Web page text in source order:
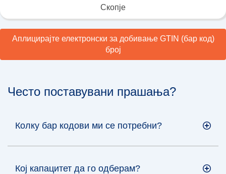
Скопје
Аплицирајте електронски за добивање GTIN (бар код)
број
Често поставувани прашања?
Колку бар кодови ми се потребни?
Кој капацитет да го одберам?